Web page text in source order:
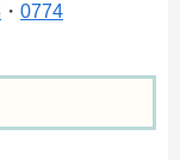
・ 0774